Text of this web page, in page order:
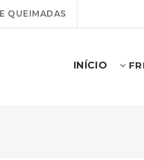
QUEIMADAS
INÍCIO